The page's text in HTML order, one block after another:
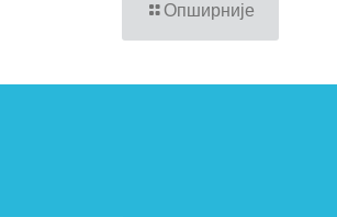
Опширније